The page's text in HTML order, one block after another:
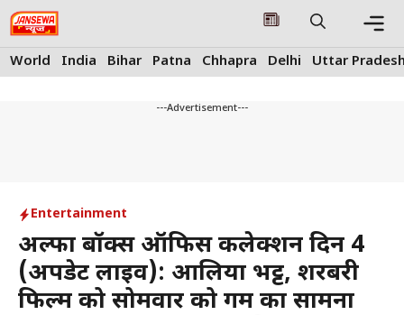
Skip
to
content
World India Bihar Patna Chhapra Delhi Uttar
---Advertisement---
Entertainment
अल्फा बॉक्स ऑफिस कलेक्शन दिन 4
(अपडेट लाइव): आलिया भट्ट, शरबरी
फिल्म को सोमवार को गर्मी का सामना